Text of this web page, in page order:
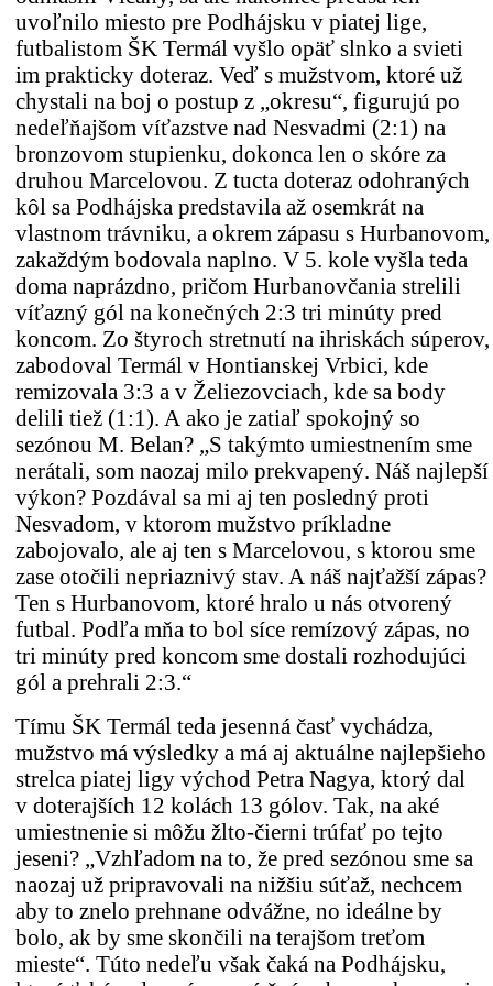
uvoľnilo miesto pre Podhájsku v piatej lige,
futbalistom ŠK Termál vyšlo opäť slnko a svieti
im prakticky doteraz. Veď s mužstvom, ktoré už
chystali na boj o postup z „okresu“, figurujú po
nedeľňajšom víťazstve nad Nesvadmi (2:1) na
bronzovom stupienku, dokonca len o skóre za
druhou Marcelovou. Z tucta doteraz odohraných
kôl sa Podhájska predstavila až osemkrát na
vlastnom trávniku, a okrem zápasu s Hurbanovom,
zakaždým bodovala naplno. V 5. kole vyšla teda
doma naprázdno, pričom Hurbanovčania strelili
víťazný gól na konečných 2:3 tri minúty pred
koncom. Zo štyroch stretnutí na ihriskách súperov,
zabodoval Termál v Hontianskej Vrbici, kde
remizovala 3:3 a v Želiezovciach, kde sa body
delili tiež (1:1). A ako je zatiaľ spokojný so
sezónou M. Belan? „S takýmto umiestnením sme
nerátali, som naozaj milo prekvapený. Náš najlepší
výkon? Pozdával sa mi aj ten posledný proti
Nesvadom, v ktorom mužstvo príkladne
zabojovalo, ale aj ten s Marcelovou, s ktorou sme
zase otočili nepriaznivý stav. A náš najťažší zápas?
Ten s Hurbanovom, ktoré hralo u nás otvorený
futbal. Podľa mňa to bol síce remízový zápas, no
tri minúty pred koncom sme dostali rozhodujúci
gól a prehrali 2:3.“
Tímu ŠK Termál teda jesenná časť vychádza,
mužstvo má výsledky a má aj aktuálne najlepšieho
strelca piatej ligy východ Petra Nagya, ktorý dal
v doterajších 12 kolách 13 gólov. Tak, na aké
umiestnenie si môžu žlto-čierni trúfať po tejto
jeseni? „Vzhľadom na to, že pred sezónou sme sa
naozaj už pripravovali na nižšiu súťaž, nechcem
aby to znelo prehnane odvážne, no ideálne by
bolo, ak by sme skončili na terajšom treťom
mieste“. Túto nedeľu však čaká na Podhájsku,